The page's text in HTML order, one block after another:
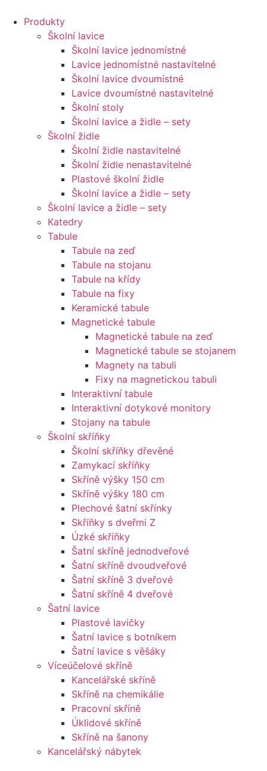
Produkty
Školní lavice
Školní lavice jednomístné
Lavice jednomístné nastavitelné
Školní lavice dvoumístné
Lavice dvoumístné nastavitelné
Školní stoly
Školní lavice a židle – sety
Školní židle
Školní židle nastavitelné
Školní židle nenastavitelné
Plastové školní židle
Školní lavice a židle – sety
Školní lavice a židle – sety
Katedry
Tabule
Tabule na zeď
Tabule na stojanu
Tabule na křídy
Tabule na fixy
Keramické tabule
Magnetické tabule
Magnetické tabule na zeď
Magnetické tabule se stojanem
Magnety na tabuli
Fixy na magnetickou tabuli
Interaktivní tabule
Interaktivní dotykové monitory
Stojany na tabule
Školní skříňky
Školní skříňky dřevěné
Zamykací skříňky
Skříně výšky 150 cm
Skříně výšky 180 cm
Plechové šatní skřínky
Skříňky s dveřmi Z
Úzké skříňky
Šatní skříně jednodveřové
Šatní skříně dvoudveřové
Šatní skříně 3 dveřové
Šatní skříně 4 dveřové
Šatní lavice
Plastové lavičky
Šatní lavice s botníkem
Šatní lavice s věšáky
Víceúčelové skříně
Kancelářské skříně
Skříně na chemikálie
Pracovní skříně
Úklidové skříně
Skříně na šanony
Kancelářský nábytek